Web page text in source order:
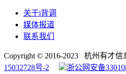
关于i背调
媒体报道
联系我们
Copyright © 2016-2023 杭州有才
15032728号-2
浙公网安备